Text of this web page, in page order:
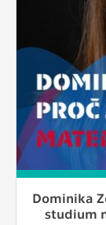
Dominika
studium